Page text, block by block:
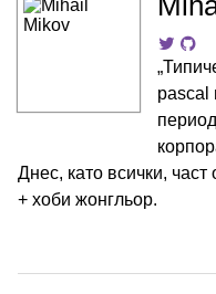
pascal
Днес, като всички,
+ хоби жонгльор.